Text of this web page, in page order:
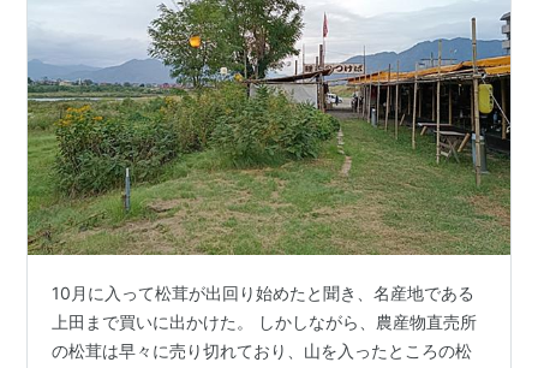
10月に入って松茸が出回り始めたと聞き、名産地である
上田まで買いに出かけた。 しかしながら、農産物直売所
の松茸は早々に売り切れており、山を入ったところの松